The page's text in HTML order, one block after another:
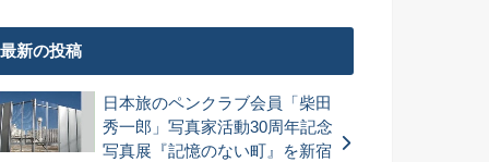
最新の投稿
日本旅のペンクラブ会員「柴田
秀一郎」写真家活動30周年記念
写真展『記憶のない町』を新宿